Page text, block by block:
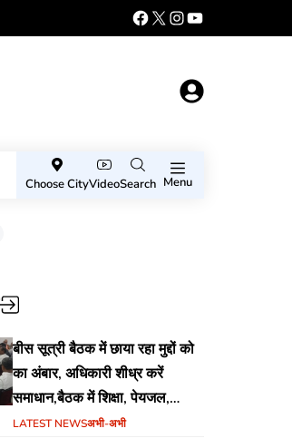
Choose CityVideoSearch Menu
बीस सूत्री बैठक में छाया रहा मुद्दों को
का अंबार, अधिकारी शीध्र करें
समाधान,बैठक में शिक्षा, पेयजल,
जलजमाव,आवास ,व किसानों के
LATEST NEWSअभी-अभी